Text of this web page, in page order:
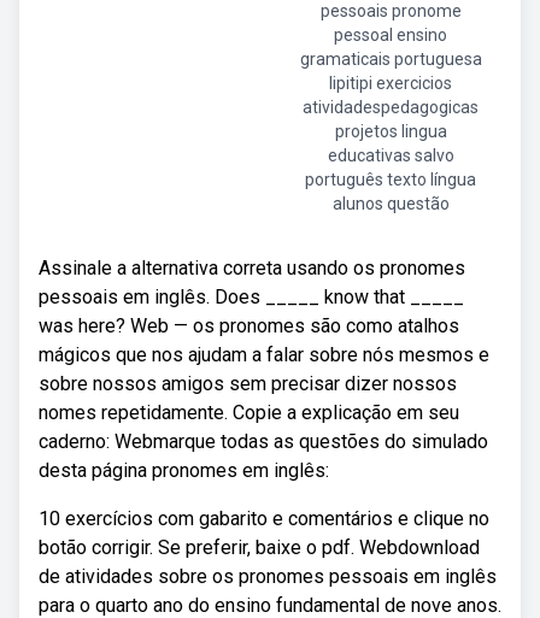
pessoais pronome
pessoal ensino
gramaticais portuguesa
lipitipi exercicios
atividadespedagogicas
projetos lingua
educativas salvo
português texto língua
alunos questão
Assinale a alternativa correta usando os pronomes
pessoais em inglês. Does _____ know that _____
was here? Web — os pronomes são como atalhos
mágicos que nos ajudam a falar sobre nós mesmos e
sobre nossos amigos sem precisar dizer nossos
nomes repetidamente. Copie a explicação em seu
caderno: Webmarque todas as questões do simulado
desta página pronomes em inglês:
10 exercícios com gabarito e comentários e clique no
botão corrigir. Se preferir, baixe o pdf. Webdownload
de atividades sobre os pronomes pessoais em inglês
para o quarto ano do ensino fundamental de nove anos.